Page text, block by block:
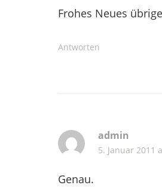
Frohes Neues
Antworten
admin
5. Januar 2011
Genau.